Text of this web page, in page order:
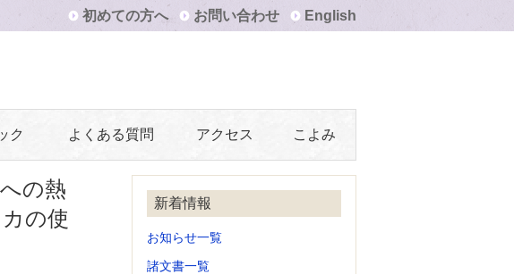
初めての方へ お問い合わせ English
ク よくある質問 アクセス こよみ
の熱
の使
新着情報
お知らせ一覧
諸文書一覧